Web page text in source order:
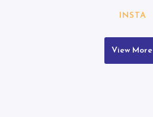
INSTA
View More